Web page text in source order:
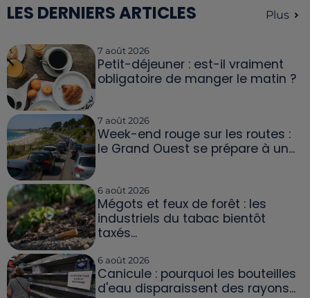
LES DERNIERS ARTICLES Plus
7 août 2026
Petit-déjeuner : est-il vraiment
obligatoire de manger le matin ?
7 août 2026
Week-end rouge sur les routes :
le Grand Ouest se prépare à un...
6 août 2026
Mégots et feux de forêt : les
industriels du tabac bientôt
taxés...
6 août 2026
Canicule : pourquoi les bouteilles
d'eau disparaissent des rayons...